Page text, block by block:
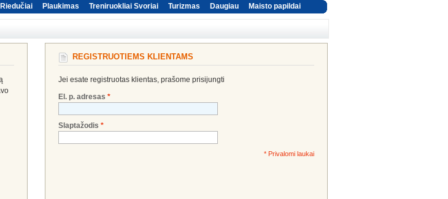
Riedučiai Plaukimas Treniruokliai Svoriai Turizmas Daugiau Maisto papildai
REGISTRUOTIEMS KLIENTAMS
Jei esate registruotas klientas, prašome prisijungti
*
El. p. adresas
*
Slaptažodis
* Privalomi laukai